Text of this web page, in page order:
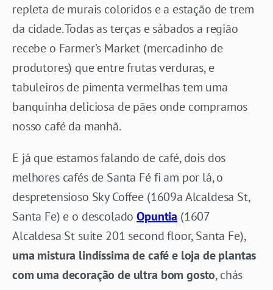
repleta de murais coloridos e a estação de trem
da cidade. Todas as terças e sábados a região
recebe o Farmer’s Market (mercadinho de
produtores) que entre frutas verduras, e
tabuleiros de pimenta vermelhas tem uma
banquinha deliciosa de pães onde compramos
nosso café da manhã.
E já que estamos falando de café, dois dos
melhores cafés de Santa Fé fi am por lá, o
despretensioso Sky Coffee (1609a Alcaldesa St,
Santa Fe) e o descoladoOpuntia (1607
Alcaldesa St suite 201 second floor, Santa Fe),
uma mistura lindíssima de café e loja de plantas
com uma decoração de ultra bom gosto, chás